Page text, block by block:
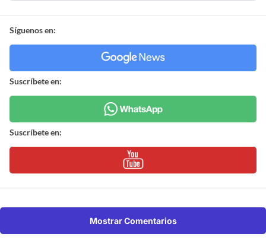
Síguenos en:
Suscríbete en:
Suscríbete en:
Mostrar Comentarios